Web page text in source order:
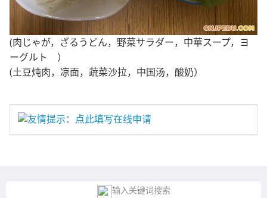
(肉じゃが，ざるうどん，野菜サラダー，中華スープ，ヨ
ーグルト ）
(土豆炖肉，凉面，蔬菜沙拉，中国汤，酸奶）
友情提示：点此填写在线申请
输入关键词搜索